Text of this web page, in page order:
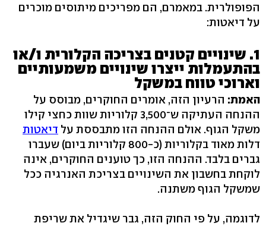
הפופולרית. במאמרם, הם מפריכים מיתוסים מוכרים
על דיאטות:
1. שינויים קטנים בצריכה הקלורית ו/או
בהתעמלות ייצרו שינויים משמעותיים
וארוכי טווח במשקל
האמת: הרעיון הזה, אומרים החוקרים, מבוסס על
ההנחה העתיקה ש־‭3,500‬ קלוריות שוות כחצי קילו
משקל הגוף. אולם ההנחה הזו מתבססת על דיאטות
דלות מאוד בקלוריות (כ-800 קלוריות ביום) שעברו
גברים בלבד. ההנחה הזו, כך טוענים החוקרים, אינה
לוקחת בחשבון את השינויים בצריכת האנרגיה ככל
שמשקל הגוף משתנה.
לדוגמה, על פי החוק הזה, גבר שיגדיל את שריפת